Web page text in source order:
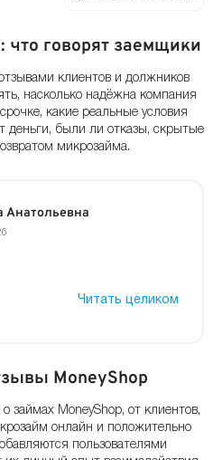
что говорят заемщики
клиентов и должников
насколько надёжна компания
какие реальные условия
деньги, были ли отказы, скрытые
микрозайма.
Анатольевна
Читать целиком
MoneyShop
займах MoneyShop, от клиентов,
онлайн и положительно
пользователями